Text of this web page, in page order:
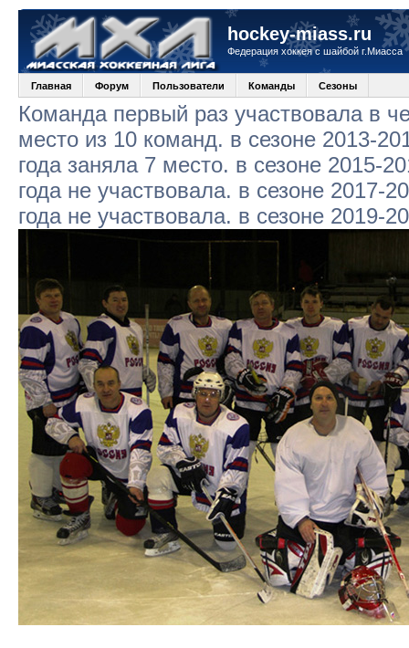
hockey-miass.ru
Федерация хоккея с шайбой г.Миасса
Главная Форум Пользователи Команды Сезоны
Команда первый раз участвовала в
место из 10 команд. в сезоне 2013-
года заняла 7 место. в сезоне 2015-
года не участвовала. в сезоне 2017-
года не участвовала. в сезоне 2019-